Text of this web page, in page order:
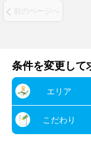
前のページへ
条件を変更して
エリア
こだわり